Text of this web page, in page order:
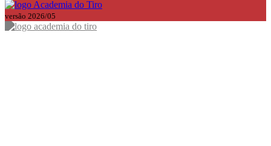
versão 2026/05